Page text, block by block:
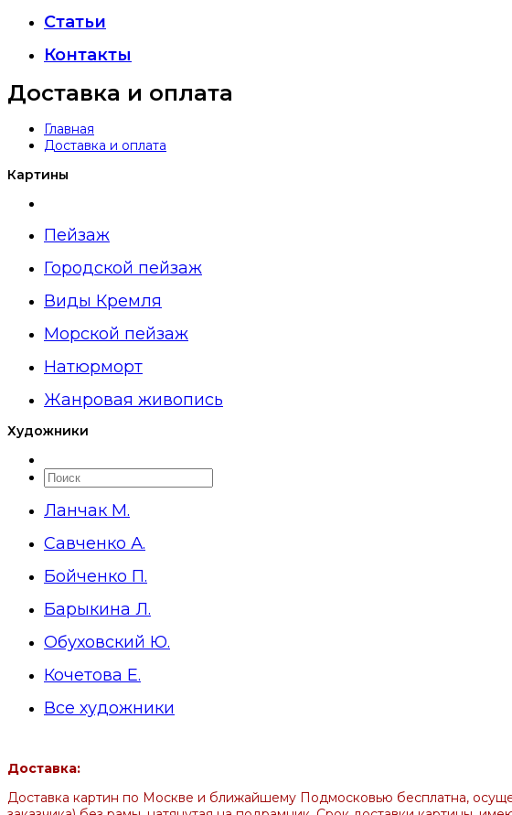
Статьи
Контакты
Доставка и оплата
Главная
Доставка и оплата
Картины
Пейзаж
Городской пейзаж
Виды Кремля
Морской пейзаж
Натюрморт
Жанровая живопись
Художники
Ланчак М.
Савченко А.
Бойченко П.
Барыкина Л.
Обуховский Ю.
Кочетова Е.
Все художники
Доставка:
Доставка картин по Москве и ближайшему Подмосковью бесплатна,